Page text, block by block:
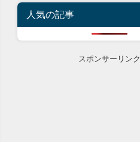
人気の記事
スポンサーリンク